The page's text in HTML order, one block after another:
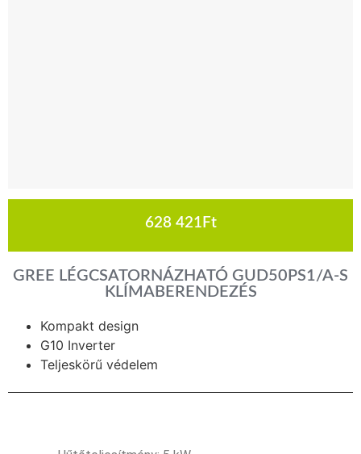
628 421 Ft
GREE LÉGCSATORNÁZHATÓ GUD50PS1/A-S
KLÍMABERENDEZÉS
Kompakt design
G10 Inverter
Teljeskörű védelem